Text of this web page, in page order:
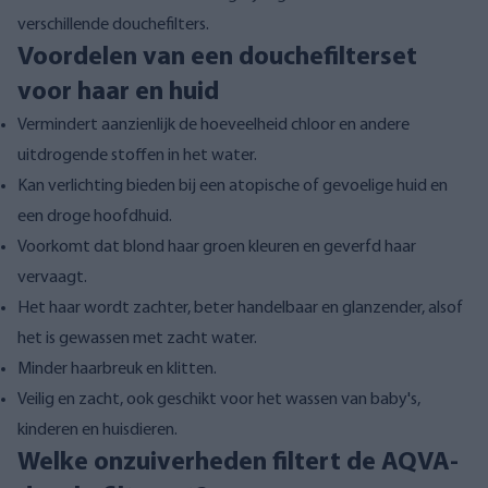
verschillende douchefilters.
Voordelen van een douchefilterset
voor haar en huid
Vermindert aanzienlijk de hoeveelheid chloor en andere
uitdrogende stoffen in het water.
Kan verlichting bieden bij een atopische of gevoelige huid en
een droge hoofdhuid.
Voorkomt dat blond haar groen kleuren en geverfd haar
vervaagt.
Het haar wordt zachter, beter handelbaar en glanzender, alsof
het is gewassen met zacht water.
Minder haarbreuk en klitten.
Veilig en zacht, ook geschikt voor het wassen van baby's,
kinderen en huisdieren.
Welke onzuiverheden filtert de AQVA-